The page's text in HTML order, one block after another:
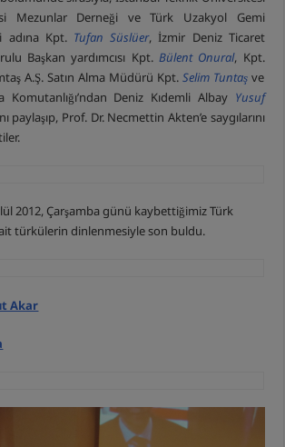
Mezunlar Derneği ve Türk Uzakyol Gemi
adına Kpt. Tufan Süslüer, İzmir Deniz Ticaret
Başkan yardımcısı Kpt. Bülent Onural, Kpt.
A.Ş. Satın Alma Müdürü Kpt. Selim Tuntaşve
Komutanlığı’ndan Deniz Kıdemli Albay Yusuf
paylaşıp, Prof. Dr. Necmettin Akten’e saygılarını
2012, Çarşamba günü kaybettiğimiz Türk
ait türkülerin dinlenmesiyle son buldu.
Akar